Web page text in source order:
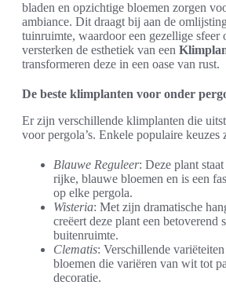
bladen en opzichtige bloemen zorgen
ambiance. Dit draagt bij aan de
tuinruimte, waardoor een gezellige sfeer
versterken de esthetiek van een
transformeren deze in een oase van rust.
De beste klimplanten voor onder
Er zijn verschillende klimplanten die
voor pergola’s. Enkele populaire keuzes
Blauwe Reguleer: Deze plant
rijke, blauwe bloemen en is een
op elke pergola.
Wisteria: Met zijn dramatische
creëert deze plant een betoverend
buitenruimte.
Clematis: Verschillende
bloemen die variëren van wit tot
decoratie.